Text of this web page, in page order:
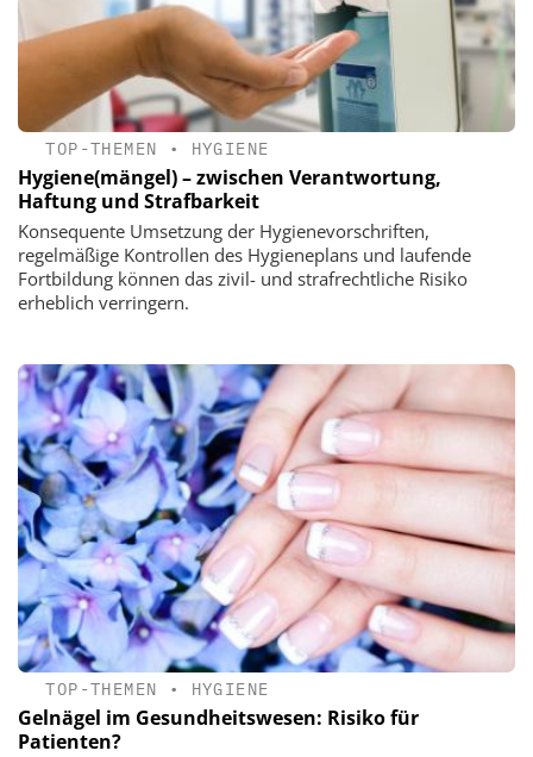
TOP-THEMEN • HYGIENE
Hygiene(mängel) – zwischen Verantwortung,
Haftung und Strafbarkeit
Konsequente Umsetzung der Hygienevorschriften,
regelmäßige Kontrollen des Hygieneplans und laufende
Fortbildung können das zivil- und strafrechtliche Risiko
erheblich verringern.
TOP-THEMEN • HYGIENE
Gelnägel im Gesundheitswesen: Risiko für
Patienten?